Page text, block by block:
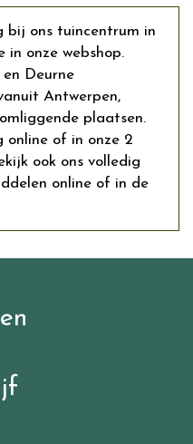
bij ons tuincentrum in
in onze webshop.
Deurne
Antwerpen,
plaatsen.
online of in onze 2
ook ons volledig
online of in de